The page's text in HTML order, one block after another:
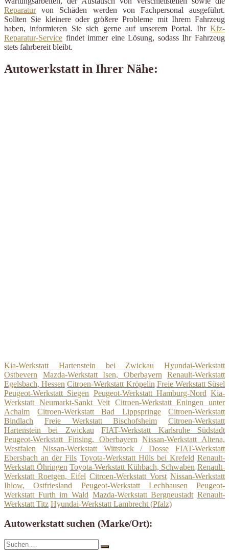
Reparaturvon Schäden werden von Fachpersonal ausgeführt.
Sollten Sie kleinere oder größere Probleme mit Ihrem Fahrzeug
haben, informieren Sie sich gerne auf unserem Portal. Ihr Kfz-
Reparatur-Service findet immer eine Lösung, sodass Ihr Fahrzeug
stets fahrbereit bleibt.
Autowerkstatt in Ihrer Nähe:
Kia-Werkstatt Hartenstein bei Zwickau
Hyundai-Werkstatt
Ostbevern
Mazda-Werkstatt Isen, Oberbayern
Renault-Werkstatt
Egelsbach, Hessen Citroen-Werkstatt Kröpelin Freie Werkstatt Süsel
Peugeot-Werkstatt Siegen Peugeot-Werkstatt Hamburg-Nord Kia-
Werkstatt Neumarkt-Sankt Veit Citroen-Werkstatt Eningen unter
Achalm
Citroen-Werkstatt Bad Lippspringe
Citroen-Werkstatt
Bindlach
Freie Werkstatt Bischofsheim
Citroen-Werkstatt
Hartenstein bei Zwickau
FIAT-Werkstatt Karlsruhe Südstadt
Peugeot-Werkstatt Finsing, Oberbayern
Nissan-Werkstatt Altena,
Westfalen
Nissan-Werkstatt Wittstock / Dosse
FIAT-Werkstatt
Ebersbach an der Fils Toyota-Werkstatt Hüls bei Krefeld Renault-
Werkstatt Öhringen Toyota-Werkstatt Kühbach, Schwaben Renault-
Werkstatt Roetgen, Eifel Citroen-Werkstatt Vorst Nissan-Werkstatt
Ihlow, Ostfriesland
Peugeot-Werkstatt Lechhausen
Peugeot-
Werkstatt Furth im Wald Mazda-Werkstatt Bergneustadt Renault-
Werkstatt Titz Hyundai-Werkstatt Lambrecht (Pfalz)
Autowerkstatt suchen (Marke/Ort):
Suche
nach:
Suchen